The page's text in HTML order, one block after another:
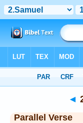
◄
Parallel Verse